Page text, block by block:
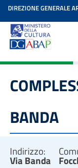
contenuto
DIREZIONE GENERALE
BANDA
Indirizzo:
Via Banda